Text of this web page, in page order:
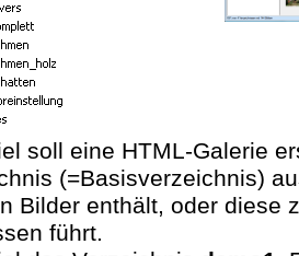
soll eine HTML-Galerie
(=Basisverzeichnis)
Bilder enthält, oder diese
führt.